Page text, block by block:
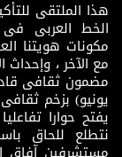
هذا الملتقى
الخط العربى فى
مكونات هويتنا
مع الآخر ، وإحداث
يونيو) بزخم
يفتح حوارا
نتطلع للحاق